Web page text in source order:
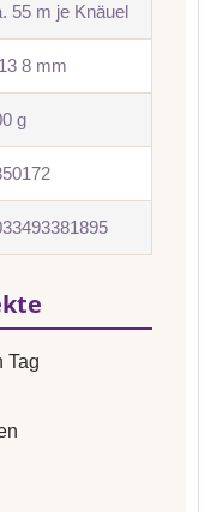
55 m je Knäuel
8 mm
g
Tag